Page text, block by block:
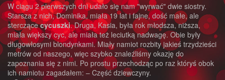
W ciągu 2 pierwszych dni udało się nam "wyrwać" dwie siostry.
Starsza z nich, Dominika, miała 19 lat i fajne, dość małe, ale
sterczącecycuszki. Druga, Kasia, była rok młodsza, niższa,
miała większy cyc, ale miała też leciutką nadwagę. Obie były
długowłosymi blondynkami. Miały namiot rozbity jakieś trzydzieści
metrów od naszego, więc szybko znaleźliśmy okazję do
zapoznania się z nimi. Po prostu przechodząc po raz któryś obok
ich namiotu zagadałem: – Część dziewczyny.